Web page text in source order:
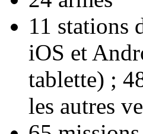
11 stations
iOS et
tablette) ;
les autres